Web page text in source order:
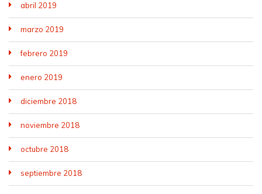
abril 2019
marzo 2019
febrero 2019
enero 2019
diciembre 2018
noviembre 2018
octubre 2018
septiembre 2018